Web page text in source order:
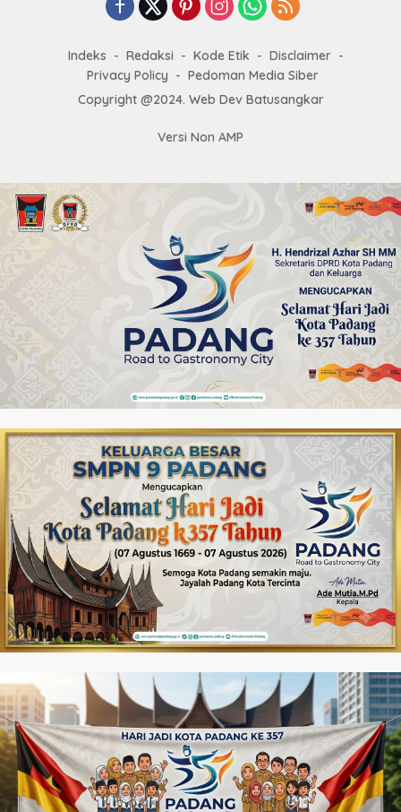
Indeks Redaksi Kode Etik
Disclaimer
Privacy Policy
Pedoman Media Siber
Copyright @2024. Web Dev Batusangkar
Versi Non AMP